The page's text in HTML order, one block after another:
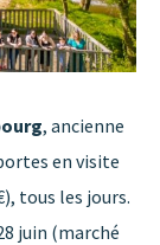
, ancienne
en visite
tous les jours.
juin (marché